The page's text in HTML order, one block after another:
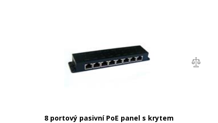
8 portový pasivní PoE panel s krytem